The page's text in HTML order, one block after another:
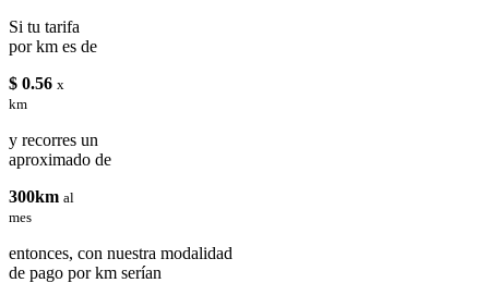
Si tu tarifa
por km es de
$ 0.56 x
km
y recorres un
aproximado de
300km al
mes
entonces, con nuestra modalidad
de pago por km serían